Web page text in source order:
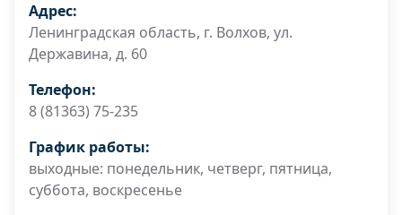
Адрес:
Ленинградская область, г. Волхов, ул.
Державина, д. 60
Телефон:
8 (81363) 75-235
График работы:
выходные: понедельник, четверг, пятница,
суббота, воскресенье